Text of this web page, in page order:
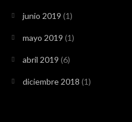
junio 2019 (1)
mayo 2019 (1)
abril 2019 (6)
diciembre 2018 (1)